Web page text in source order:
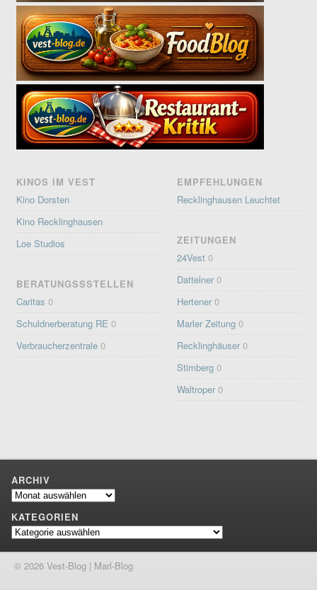
KINOS IM VEST
Kino Dorsten
Kino Recklinghausen
Loe Studios
BERATUNGSSSTELLEN
Caritas 0
Schuldnerberatung RE 0
Verbraucherzentrale 0
EMPFEHLUNGEN
Recklinghausen Leuchtet
ZEITUNGEN
24Vest 0
Dattelner 0
Hertener 0
Marler Zeitung 0
Recklinghäuser 0
Stimberg 0
Waltroper 0
ARCHIV
Archiv
KATEGORIEN
Kategorien
© 2026 Vest-Blog | Marl-Blog